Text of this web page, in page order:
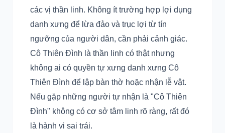
các vị thần linh. Không ít trường hợp lợi dụng
danh xưng để lừa đảo và trục lợi từ tín
ngưỡng của người dân, cần phải cảnh giác.
Cô Thiên Đình là thần linh có thật nhưng
không ai có quyền tự xưng danh xưng Cô
Thiên Đình để lập bàn thờ hoặc nhận lễ vật.
Nếu gặp những người tự nhận là "Cô Thiên
Đình" không có cơ sở tâm linh rõ ràng, rất đó
là hành vi sai trái.